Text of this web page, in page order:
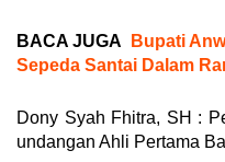
BACA JUGA
Bupati
Sepeda Santai Dalam
Dony Syah Fhitra, SH :
undangan Ahli Pertama